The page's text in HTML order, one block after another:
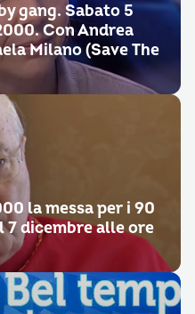
gang. Sabato 5
Con Andrea
Milano (Save The
la messa per i 90
7 dicembre alle ore